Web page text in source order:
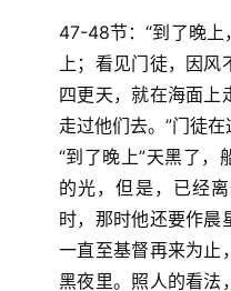
47-48节：“到了晚上
上；看见门徒，因风
四更天，就在海面上
走过他们去。”门徒
“到了晚上”天黑了，
的光，但是，已经
时，那时他还要作晨
一直至基督再来为止
黑夜里。照人的看法